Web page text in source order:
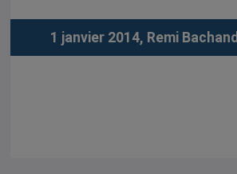
1 janvier 2014, Remi Bachand